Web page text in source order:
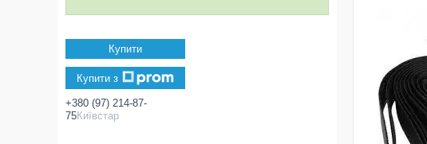
Купити
Купити з
+380 (97) 214-87-
75Київстар